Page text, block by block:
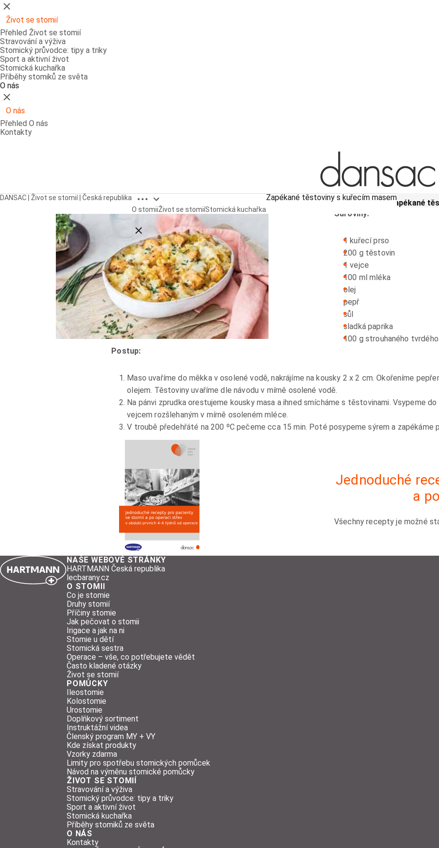
Zavřít
Život se stomií
Přehled Život se stomií
Stravování a výživa
Stomický průvodce: tipy a triky
Sport a aktivní život
Stomická kuchařka
Příběhy stomiků ze světa
O nás
Zavřít
O nás
Přehled O nás
Kontakty
DANSAC | Život se stomií | Česká republika Open breadcrumbs
Close breadcrumbs
O stomiiŽivot se stomiíStomická kuchařka
Zapékané těstoviny s kuřecím masem
Zapékané
Suroviny:
1 kuřecí prso
200 g těstovin
1 vejce
100 ml mléka
olej
pepř
sůl
sladká paprika
100 g strouhaného
Postup:
Maso uvaříme do měkka v osolené vodě, nakrájíme na kousky 2 x 2 cm. Okořeníme
olejem. Těstoviny uvaříme dle návodu v mírně osolené vodě.
Na pánvi zprudka orestujeme kousky masa a ihned smícháme s těstovinami. Vsypeme
vejcem rozšlehaným v mírně osoleném mléce.
V troubě předehřáté na 200 ºC pečeme cca 15 min. Poté posypeme sýrem a zapékáme
Jednoduché
a
Všechny recepty je možné
NAŠE WEBOVÉ STRÁNKY
HARTMANN Česká republika
lecbarany.cz
O STOMII
Co je stomie
Druhy stomií
Příčiny stomie
Jak pečovat o stomii
Irigace a jak na ni
Stomie u dětí
Stomická sestra
Operace – vše, co potřebujete vědět
Často kladené otázky
Život se stomií
POMŮCKY
Ileostomie
Kolostomie
Urostomie
Doplňkový sortiment
Instruktážní videa
Členský program MY + VY
Kde získat produkty
Vzorky zdarma
Limity pro spotřebu stomických pomůcek
Návod na výměnu stomické pomůcky
ŽIVOT SE STOMIÍ
Stravování a výživa
Stomický průvodce: tipy a triky
Sport a aktivní život
Stomická kuchařka
Příběhy stomiků ze světa
O NÁS
Kontakty